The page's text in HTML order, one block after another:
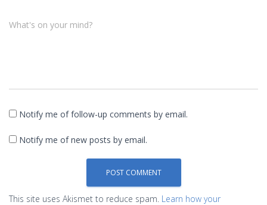
What's on your mind?
Notify me of follow-up comments by email.
Notify me of new posts by email.
This site uses Akismet to reduce spam. Learn how your